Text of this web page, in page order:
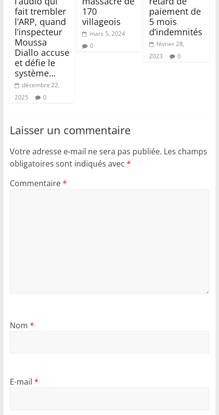
fait trembler
l’ARP, quand
l’inspecteur
Moussa
Diallo accuse
et défie le
système…
décembre 22,
2025
0
170
villageois
mars 5, 2024
0
paiement de
5 mois
d’indemnités
février 28,
2023
0
Laisser un commentaire
Votre adresse e-mail ne sera pas publiée. Les champs
obligatoires sont indiqués avec *
Commentaire*
Nom *
E-mail *